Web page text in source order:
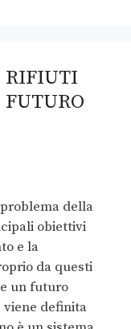
RIFIUTI
FUTURO
della
obiettivi
e la
da questi
un futuro
definita